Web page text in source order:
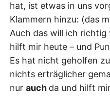
hat, ist etwas in uns
Klammern hinzu: (das
Auch das will ich richtig
hilft mir heute – und
Es hat nicht geholfen
nichts erträglicher
nur auch da und hilft